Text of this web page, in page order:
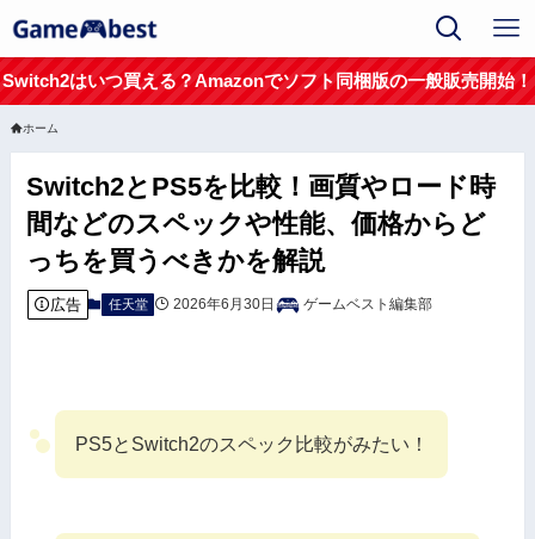
Switch2はいつ買える？Amazonでソフト同梱版の一般販売開始！
ホーム
Switch2とPS5を比較！画質やロード時
間などのスペックや性能、価格からど
っちを買うべきかを解説
広告 任天堂 2026年6月30日 ゲームベスト編集部
PS5とSwitch2のスペック比較がみたい！